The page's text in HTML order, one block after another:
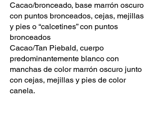
Cacao/bronceado, base marrón oscuro
con puntos bronceados, cejas, mejillas
y pies o “calcetines” con puntos
bronceados
Cacao/Tan Piebald, cuerpo
predominantemente blanco con
manchas de color marrón oscuro junto
con cejas, mejillas y pies de color
canela.